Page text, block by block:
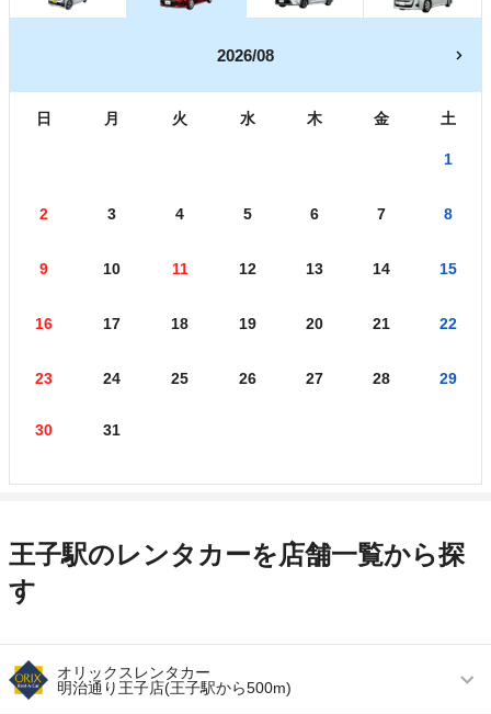
2026/08
日 月 火 水 木 金 土
1
2 3 4 5 6 7 8
9 10 11 12 13 14 15
16 17 18 19 20 21 22
23 24 25 26 27 28 29
30 31
王子駅のレンタカーを店舗一覧から探
す
オリックスレンタカー
明治通り王子店(王子駅から500m)